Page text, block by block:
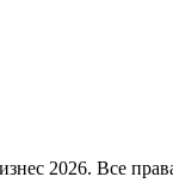
2026. Все